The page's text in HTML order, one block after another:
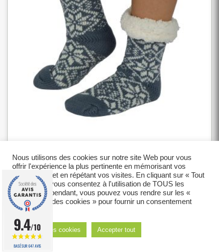
Derapantes Flocons 35-42
En stock
9,90€
Nous utilisons des cookies sur notre site Web pour vous
offrir l'expérience la plus pertinente en mémorisant vos
préférences et en répétant vos visites. En cliquant sur « Tout
accepter », vous consentez à l'utilisation de TOUS les
cookies. Cependant, vous pouvez vous rendre sur les «
Paramètres des cookies » pour fournir un consentement
contrôlé.
Réglages des cookies Accepter tout
9.4/10
BASÉ SUR 647 AVIS